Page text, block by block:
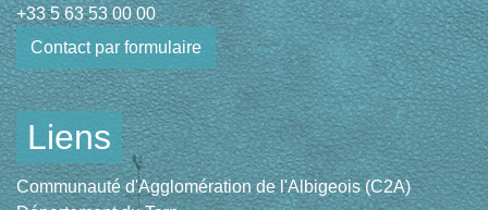
+33 5 63 53 00 00
Contact par formulaire
Liens
Communauté d'Agglomération de l'Albigeois (C2A)